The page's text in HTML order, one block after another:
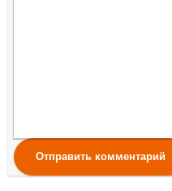
Отправить комментарий